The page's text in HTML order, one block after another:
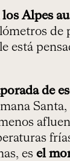
Alpes
de
está
de
Santa,
es el